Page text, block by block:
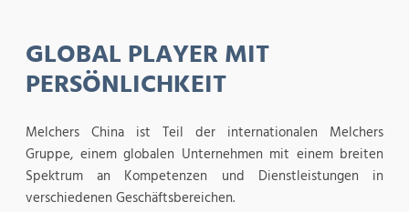
GLOBAL PLAYER MIT
PERSÖNLICHKEIT
Melchers China ist Teil der internationalen Melchers
Gruppe, einem globalen Unternehmen mit einem breiten
Spektrum an Kompetenzen und Dienstleistungen in
verschiedenen Geschäftsbereichen.